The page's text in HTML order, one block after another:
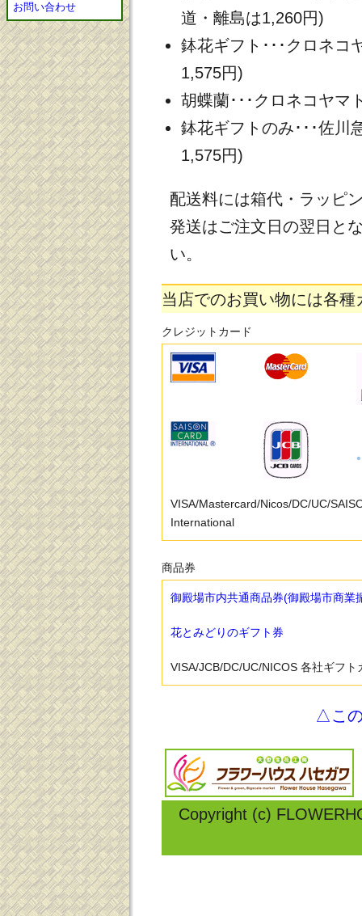
お問い合わせ
道・離島は1,260円)
鉢花ギフト･･･クロネコ
1,575円)
胡蝶蘭･･･クロネコヤマ
鉢花ギフトのみ･･･佐川
1,575円)
配送料には箱代・ラッピ
発送はご注文日の翌日と
い。
当店でのお買い物には各
クレジットカード
VISA/Mastercard/Nicos/DC/UC/
International
商品券
御殿場市内共通商品券(御殿場市商業
花とみどりのギフト券
VISA/JCB/DC/UC/NICOS 各社ギフト
△こ
Copyright (c)